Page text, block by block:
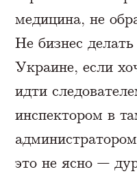
медицина, не
Не бизнес
Украине, если
идти
инспектором в
это не ясно —